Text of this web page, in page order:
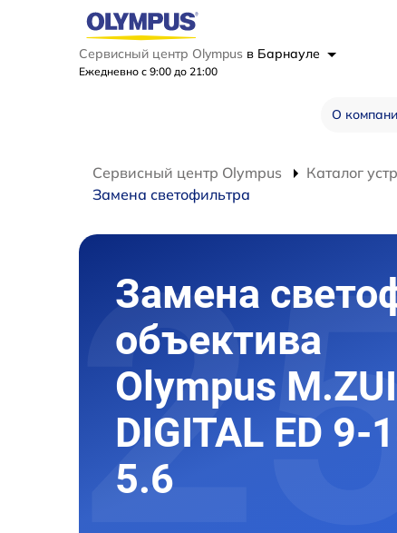
Сервисный центр Olympus в Барнауле
Ежедневно с 9:00 до 21:00
О
Сервисный центр Olympus Каталог
Замена светофильтра
Замена
объектива
Olympus
DIGITAL ED 9-
5.6